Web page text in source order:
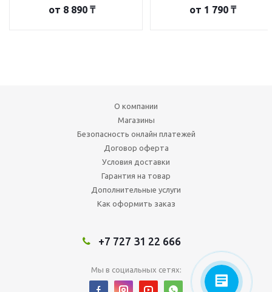
от 8 890 ₸ от 1 790 ₸
О компании
Магазины
Безопасность онлайн платежей
Договор оферта
Условия доставки
Гарантия на товар
Дополнительные услуги
Как оформить заказ
+7 727 31 22 666
Мы в социальных сетях: